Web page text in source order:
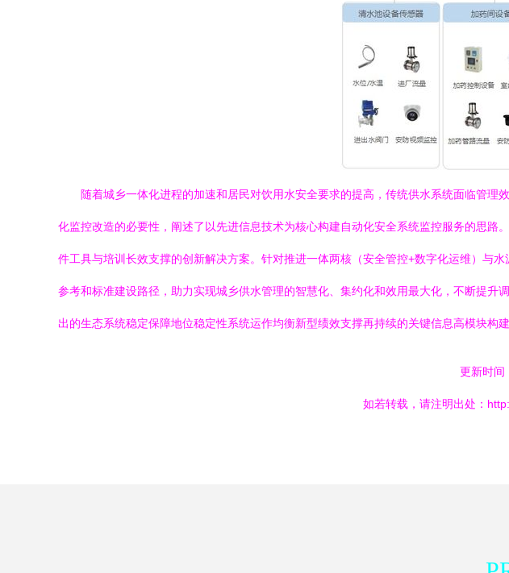
随着城乡一体化进程的加速和居民对饮用水安全要求的提高，传统供水系统面临管
化监控改造的必要性，阐述了以先进信息技术为核心构建自动化安全系统监控服务的思
件工具与培训长效支撑的创新解决方案。针对推进一体两核（安全管控+数字化运维）与
参考和标准建设路径，助力实现城乡供水管理的智慧化、集约化和效用最大化，不断提
出的生态系统稳定保障地位稳定性系统运作均衡新型绩效支撑再持续的关键信息高模块构
更新时间
如若转载，请注明出处：